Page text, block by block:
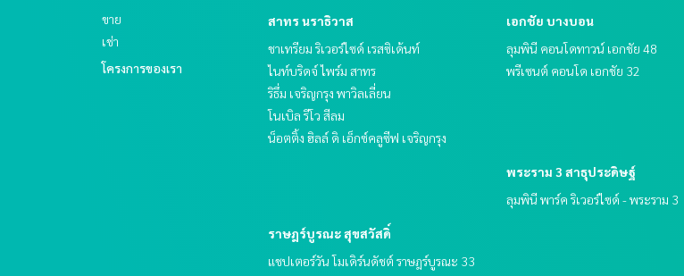
ขาย
เช่า
โครงการของเรา
สาทร นราธิวาส
ชาเทรียม ริเวอร์ไซด์ เรสซิเด้นท์
ไนท์บริดจ์ ไพร์ม สาทร
ริธึ่ม เจริญกรุง พาวิลเลี่ยน
โนเบิล รีโว สีลม
น็อตติ้ง ฮิลล์ ดิ เอ็กซ์คลูซีฟ เจริญกรุง
เอกชัย บางบอน
ลุมพินี คอนโดทาวน์ เอกชัย 48
พรีเซนต์ คอนโด เอกชัย 32
พระราม 3 สาธุประดิษฐ์
ลุมพินี พาร์ค ริเวอร์ไซด์ - พระราม 3
ราษฎร์บูรณะ สุขสวัสดิ์
แชปเตอร์วัน โมเดิร์นดัชต์ ราษฎร์บูรณะ 33